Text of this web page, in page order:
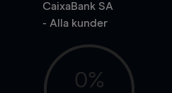
CaixaBank SA
- Alla kunder
0%